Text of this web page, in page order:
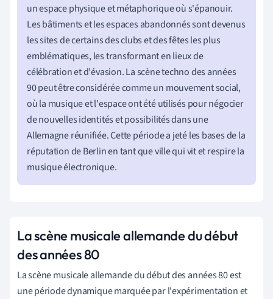
un espace physique et métaphorique où s'épanouir.
Les bâtiments et les espaces abandonnés sont devenus
les sites de certains des clubs et des fêtes les plus
emblématiques, les transformant en lieux de
célébration et d'évasion. La scène techno des années
90 peut être considérée comme un mouvement social,
où la musique et l'espace ont été utilisés pour négocier
de nouvelles identités et possibilités dans une
Allemagne réunifiée. Cette période a jeté les bases de la
réputation de Berlin en tant que ville qui vit et respire la
musique électronique.
La scène musicale allemande du début
des années 80
La scène musicale allemande du début des années 80 est
une période dynamique marquée par l'expérimentation et